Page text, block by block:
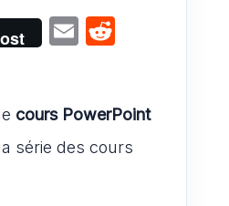
E
l
di
t
cours PowerPoint
série des cours